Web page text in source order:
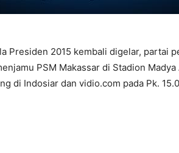
Presiden 2015 kembali digelar, partai
PSM Makassar di Stadion
di Indosiar dan vidio.com pada Pk.